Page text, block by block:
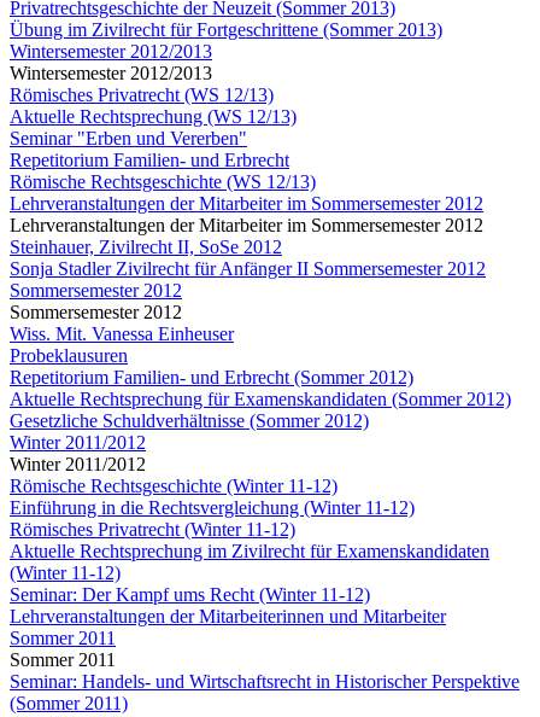
Privatrechtsgeschichte der Neuzeit (Sommer 2013)
Übung im Zivilrecht für Fortgeschrittene (Sommer 2013)
Wintersemester 2012/2013
Wintersemester 2012/2013
Römisches Privatrecht (WS 12/13)
Aktuelle Rechtsprechung (WS 12/13)
Seminar "Erben und Vererben"
Repetitorium Familien- und Erbrecht
Römische Rechtsgeschichte (WS 12/13)
Lehrveranstaltungen der Mitarbeiter im Sommersemester 2012
Lehrveranstaltungen der Mitarbeiter im Sommersemester 2012
Steinhauer, Zivilrecht II, SoSe 2012
Sonja Stadler Zivilrecht für Anfänger II Sommersemester 2012
Sommersemester 2012
Sommersemester 2012
Wiss. Mit. Vanessa Einheuser
Probeklausuren
Repetitorium Familien- und Erbrecht (Sommer 2012)
Aktuelle Rechtsprechung für Examenskandidaten (Sommer 2012)
Gesetzliche Schuldverhältnisse (Sommer 2012)
Winter 2011/2012
Winter 2011/2012
Römische Rechtsgeschichte (Winter 11-12)
Einführung in die Rechtsvergleichung (Winter 11-12)
Römisches Privatrecht (Winter 11-12)
Aktuelle Rechtsprechung im Zivilrecht für Examenskandidaten
(Winter 11-12)
Seminar: Der Kampf ums Recht (Winter 11-12)
Lehrveranstaltungen der Mitarbeiterinnen und Mitarbeiter
Sommer 2011
Sommer 2011
Seminar: Handels- und Wirtschaftsrecht in Historischer Perspektive
(Sommer 2011)